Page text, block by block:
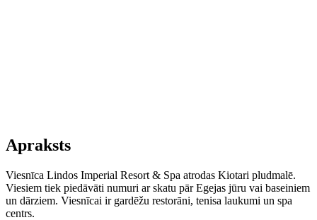
Apraksts
Viesnīca Lindos Imperial Resort & Spa atrodas Kiotari pludmalē.
Viesiem tiek piedāvāti numuri ar skatu pār Egejas jūru vai baseiniem
un dārziem. Viesnīcai ir gardēžu restorāni, tenisa laukumi un spa
centrs.